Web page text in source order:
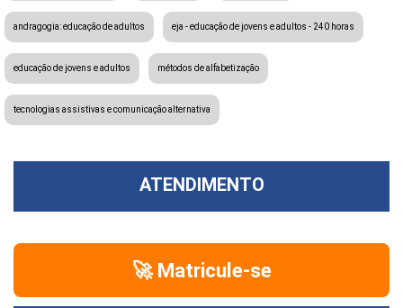
andragogia: educação de adultos eja - educação de jovens e adultos - 240 horas
educação de jovens e adultos métodos de alfabetização
tecnologias assistivas e comunicação alternativa
ATENDIMENTO
🚀 Matricule-se